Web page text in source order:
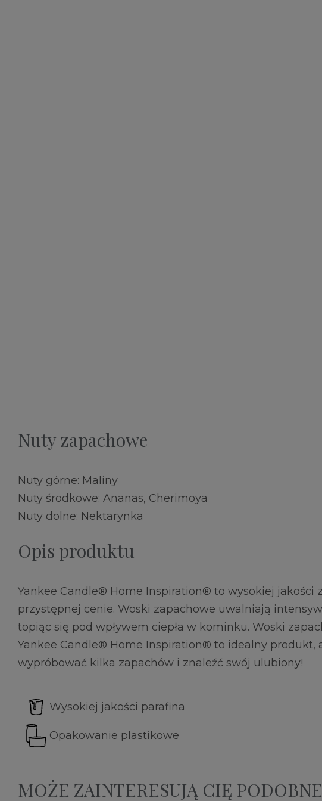
Nuty zapachowe
Nuty górne: Maliny
Nuty środkowe: Ananas, Cherimoya
Nuty dolne: Nektarynka
Opis produktu
Yankee Candle® Home Inspiration® to wysokiej jakości
przystępnej cenie. Woski zapachowe uwalniają
topiąc się pod wpływem ciepła w kominku. Woski
Yankee Candle® Home Inspiration® to idealny produkt,
wypróbować kilka zapachów i znaleźć swój ulubiony!
Wysokiej jakości parafina
Opakowanie plastikowe
MOŻE ZAINTERESUJĄ CIĘ